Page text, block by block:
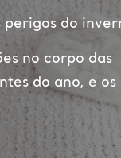
perigos do
no corpo das
do ano, e os